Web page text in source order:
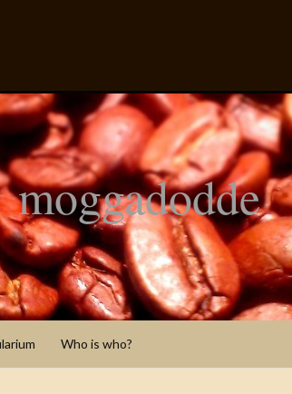
moggadodde
Who is who?